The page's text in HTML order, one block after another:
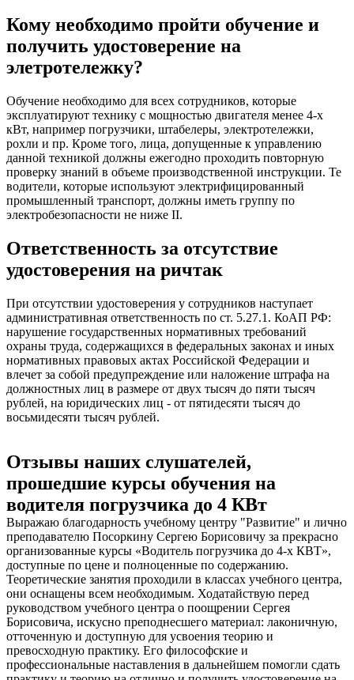
Кому необходимо пройти обучение и
получить удостоверение на
элетротележку?
Обучение необходимо для всех сотрудников, которые
эксплуатируют технику с мощностью двигателя менее 4-х
кВт, например погрузчики, штабелеры, электротележки,
рохли и пр. Кроме того, лица, допущенные к управлению
данной техникой должны ежегодно проходить повторную
проверку знаний в объеме производственной инструкции. Те
водители, которые используют электрифицированный
промышленный транспорт, должны иметь группу по
электробезопасности не ниже II.
Ответственность за отсутствие
удостоверения на ричтак
При отсутствии удостоверения у сотрудников наступает
административная ответственность по ст. 5.27.1. КоАП РФ:
нарушение государственных нормативных требований
охраны труда, содержащихся в федеральных законах и иных
нормативных правовых актах Российской Федерации и
влечет за собой предупреждение или наложение штрафа на
должностных лиц в размере от двух тысяч до пяти тысяч
рублей, на юридических лиц - от пятидесяти тысяч до
восьмидесяти тысяч рублей.
Отзывы наших слушателей,
прошедшие курсы обучения на
водителя погрузчика до 4 КВт
Выражаю благодарность учебному центру "Развитие" и лично
преподавателю Посоркину Сергею Борисовичу за прекрасно
организованные курсы «Водитель погрузчика до 4-х КВТ»,
доступные по цене и полноценные по содержанию.
Теоретические занятия проходили в классах учебного центра,
они оснащены всем необходимым. Ходатайствую перед
руководством учебного центра о поощрении Сергея
Борисовича, искусно преподнесшего материал: лаконичную,
отточенную и доступную для усвоения теорию и
превосходную практику. Его философские и
профессиональные наставления в дальнейшем помогли сдать